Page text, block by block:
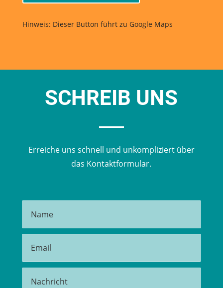
Hinweis: Dieser Button führt zu Google Maps
SCHREIB UNS
Erreiche uns schnell und unkompliziert über
das Kontaktformular.